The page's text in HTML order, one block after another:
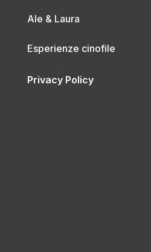
Ale & Laura
Esperienze cinofile
Privacy Policy